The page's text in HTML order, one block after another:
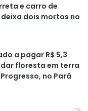
e carro de
deixa dois mortos no
a pagar R$ 5,3
floresta em terra
no Pará